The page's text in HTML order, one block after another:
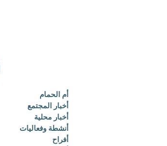
أم الحمام
أخبار المجتمع
أخبار محلية
أنشطة وفعاليات
أفراح